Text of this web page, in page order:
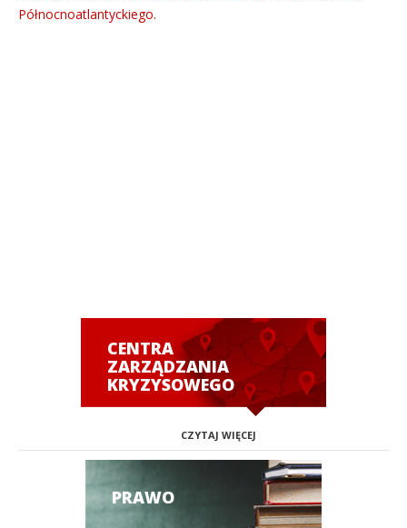
Północnoatlantyckiego.
CENTRA
ZARZĄDZANIA
KRYZYSOWEGO
CZYTAJ WIĘCEJ
PRAWO